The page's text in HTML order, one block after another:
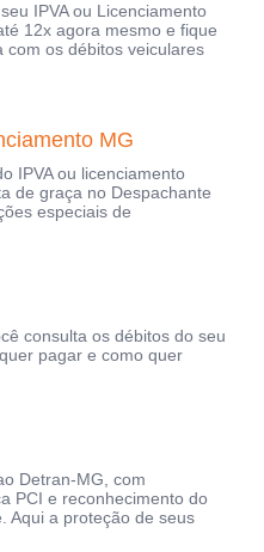
IPVA ou Licenciamento
12x agora mesmo e fique
com os débitos veiculares
MG
IPVA ou licenciamento
de graça no Despachante
especiais de
consulta os débitos do seu
pagar e como quer
Detran-MG, com
PCI e reconhecimento do
Aqui a proteção de seus